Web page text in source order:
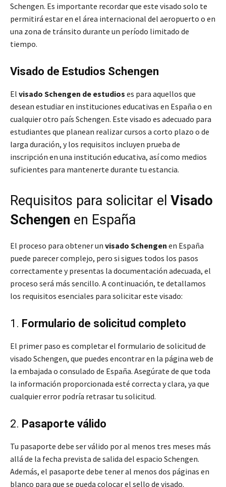
Schengen. Es importante recordar que este visado solo te
permitirá estar en el área internacional del aeropuerto o en
una zona de tránsito durante un período limitado de
tiempo.
Visado de Estudios Schengen
El visado Schengen de estudios es para aquellos que
desean estudiar en instituciones educativas en España o en
cualquier otro país Schengen. Este visado es adecuado para
estudiantes que planean realizar cursos a corto plazo o de
larga duración, y los requisitos incluyen prueba de
inscripción en una institución educativa, así como medios
suficientes para mantenerte durante tu estancia.
Requisitos para solicitar el Visado
Schengen en España
El proceso para obtener un visado Schengen en España
puede parecer complejo, pero si sigues todos los pasos
correctamente y presentas la documentación adecuada, el
proceso será más sencillo. A continuación, te detallamos
los requisitos esenciales para solicitar este visado:
1. Formulario de solicitud completo
El primer paso es completar el formulario de solicitud de
visado Schengen, que puedes encontrar en la página web de
la embajada o consulado de España. Asegúrate de que toda
la información proporcionada esté correcta y clara, ya que
cualquier error podría retrasar tu solicitud.
2. Pasaporte válido
Tu pasaporte debe ser válido por al menos tres meses más
allá de la fecha prevista de salida del espacio Schengen.
Además, el pasaporte debe tener al menos dos páginas en
blanco para que se pueda colocar el sello de visado.